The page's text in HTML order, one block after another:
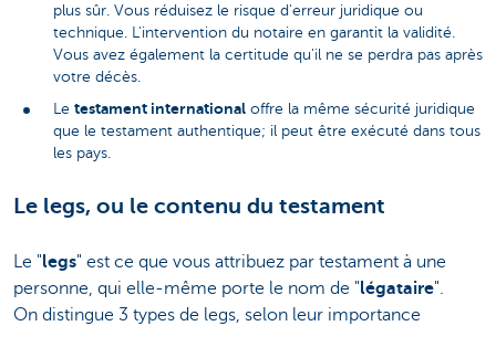
plus sûr. Vous réduisez le risque d'erreur juridique ou
technique. L'intervention du notaire en garantit la validité.
Vous avez également la certitude qu'il ne se perdra pas après
votre décès.
Le testament international offre la même sécurité juridique
que le testament authentique; il peut être exécuté dans tous
les pays.
Le legs, ou le contenu du testament
Le "legs" est ce que vous attribuez par testament à une
personne, qui elle-même porte le nom de "légataire".
On distingue 3 types de legs, selon leur importance